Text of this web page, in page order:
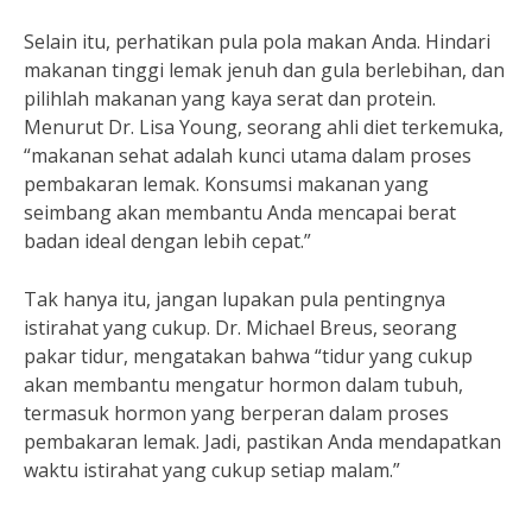
Selain itu, perhatikan pula pola makan Anda. Hindari
makanan tinggi lemak jenuh dan gula berlebihan, dan
pilihlah makanan yang kaya serat dan protein.
Menurut Dr. Lisa Young, seorang ahli diet terkemuka,
“makanan sehat adalah kunci utama dalam proses
pembakaran lemak. Konsumsi makanan yang
seimbang akan membantu Anda mencapai berat
badan ideal dengan lebih cepat.”
Tak hanya itu, jangan lupakan pula pentingnya
istirahat yang cukup. Dr. Michael Breus, seorang
pakar tidur, mengatakan bahwa “tidur yang cukup
akan membantu mengatur hormon dalam tubuh,
termasuk hormon yang berperan dalam proses
pembakaran lemak. Jadi, pastikan Anda mendapatkan
waktu istirahat yang cukup setiap malam.”